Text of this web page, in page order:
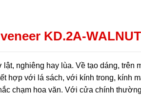
KD.2A-WALNUT
nghiêng hay lùa. Về tạo dáng, trên
hợp với lá sách, với kính trong, kính
chạm hoa văn. Với cửa chính